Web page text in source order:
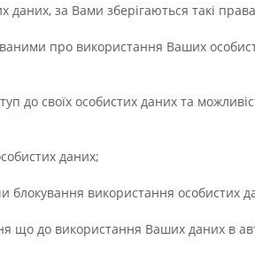
за Вами зберігаються такі
про використання Ваших
до своїх особистих даних та
даних;
використання особистих
що до використання Ваших даних в